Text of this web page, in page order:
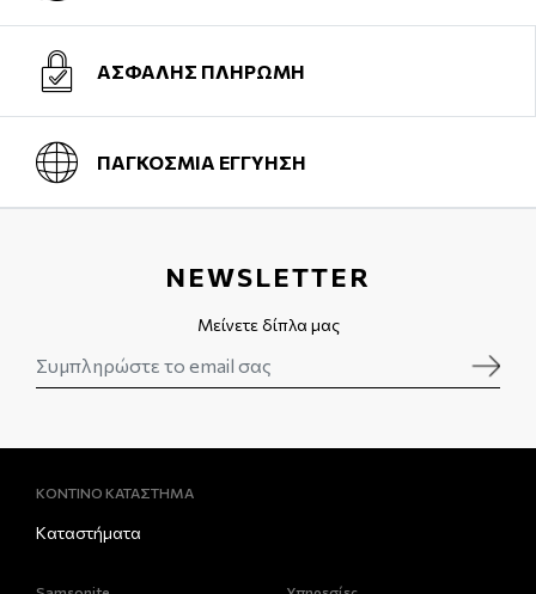
ΑΣΦΑΛΗΣ ΠΛΗΡΩΜΗ
ΠΑΓΚΟΣΜΙΑ ΕΓΓΥΗΣΗ
NEWSLETTER
Μείνετε δίπλα μας
ΚΟΝΤΙΝΟ ΚΑΤΑΣΤΗΜΑ
Καταστήματα